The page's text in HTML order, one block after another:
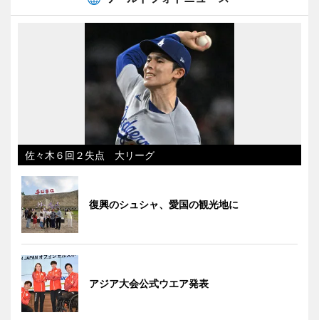
佐々木６回２失点 大リーグ
復興のシュシャ、愛国の観光地に
アジア大会公式ウエア発表